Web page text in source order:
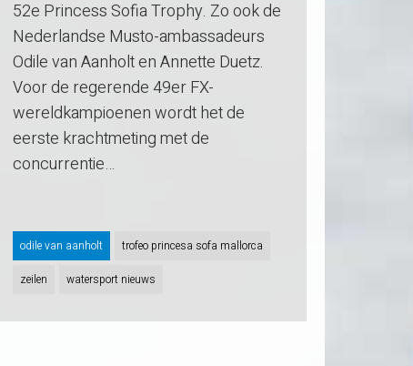
52e Princess Sofia Trophy. Zo ook de
Nederlandse Musto-ambassadeurs
Odile van Aanholt en Annette Duetz.
Voor de regerende 49er FX-
wereldkampioenen wordt het de
eerste krachtmeting met de
concurrentie…
odile van aanholt trofeo princesa sofa mallorca
zeilen watersport nieuws